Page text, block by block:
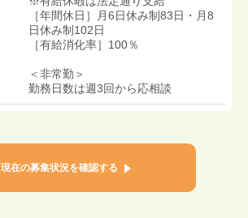
［年間休日］月6日休み制83日・月8
日休み制102日
［有給消化率］100％
＜非常勤＞
勤務日数は週3回から応相談
現在の募集状況を確認する